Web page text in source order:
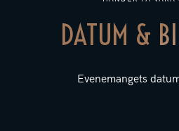
DATUM &
Evenemangets